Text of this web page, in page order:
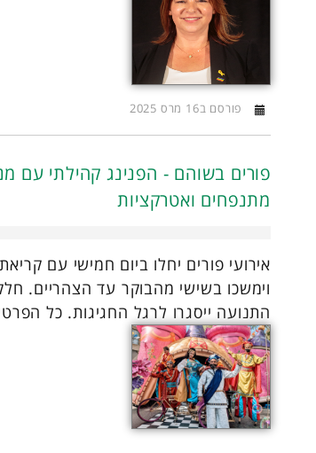
פורסם ב16 מרס 2025
פורים בשוהם - הפנינג קהילתי עם
מתנפחים ואטרקציות
אירועי פורים יחלו ביום חמישי עם
וימשכו בשישי מהבוקר עד הצהריים.
התנועה ייסגרו לרגל החגיגות. כל